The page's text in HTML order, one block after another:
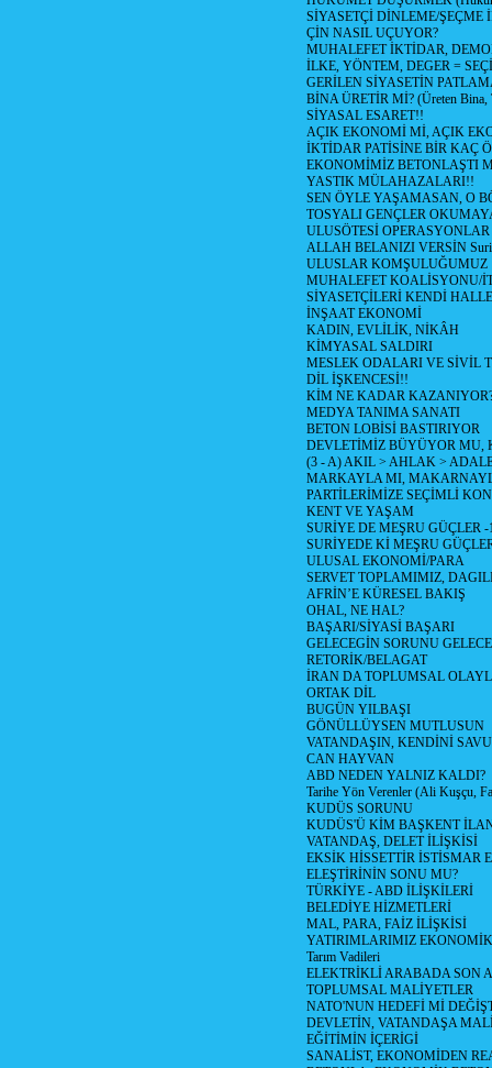
SİYASETÇİ DİNLEME/ŞEÇME
ÇİN NASIL UÇUYOR?
MUHALEFET İKTİDAR,
İLKE, YÖNTEM, DEGER =
GERİLEN SİYASETİN
BİNA ÜRETİR Mİ? (Üreten Bina,
SİYASAL ESARET!!
AÇIK EKONOMİ Mİ, AÇIK
İKTİDAR PATİSİNE BİR KAÇ
EKONOMİMİZ BETONLAŞTI
YASTIK MÜLAHAZALARI!!
SEN ÖYLE YAŞAMASAN, O
TOSYALI GENÇLER
ULUSÖTESİ OPERASYONLAR
ALLAH BELANIZI VERSİN
ULUSLAR KOMŞULUĞUMUZ
MUHALEFET KOALİSYONU/
SİYASETÇİLERİ KENDİ
İNŞAAT EKONOMİ
KADIN, EVLİLİK, NİKÂH
KİMYASAL SALDIRI
MESLEK ODALARI VE SİVİL
DİL İŞKENCESİ!!
KİM NE KADAR
MEDYA TANIMA SANATI
BETON LOBİSİ BASTIRIYOR
DEVLETİMİZ BÜYÜYOR MU,
(3 - A) AKIL > AHLAK >
MARKAYLA MI,
PARTİLERİMİZE SEÇİMLİ
KENT VE YAŞAM
SURİYE DE MEŞRU GÜÇLER -
SURİYEDE Kİ MEŞRU
ULUSAL EKONOMİ/PARA
SERVET TOPLAMIMIZ,
AFRİN’E KÜRESEL BAKIŞ
OHAL, NE HAL?
BAŞARI/SİYASİ BAŞARI
GELECEGİN SORUNU
RETORİK/BELAGAT
İRAN DA TOPLUMSAL
ORTAK DİL
BUGÜN YILBAŞI
GÖNÜLLÜYSEN MUTLUSUN
VATANDAŞIN, KENDİNİ
CAN HAYVAN
ABD NEDEN YALNIZ KALDI?
Tarihe Yön Verenler (Ali Kuşçu,
KUDÜS SORUNU
KUDÜS'Ü KİM BAŞKENT
VATANDAŞ, DELET İLİŞKİSİ
EKSİK HİSSETTİR İSTİSMAR
ELEŞTİRİNİN SONU MU?
TÜRKİYE - ABD İLİŞKİLERİ
BELEDİYE HİZMETLERİ
MAL, PARA, FAİZ İLİŞKİSİ
YATIRIMLARIMIZ
Tarım Vadileri
ELEKTRİKLİ ARABADA SON
TOPLUMSAL MALİYETLER
NATO'NUN HEDEFİ Mİ
DEVLETİN, VATANDAŞA
EĞİTİMİN İÇERİGİ
SANALİST, EKONOMİDEN